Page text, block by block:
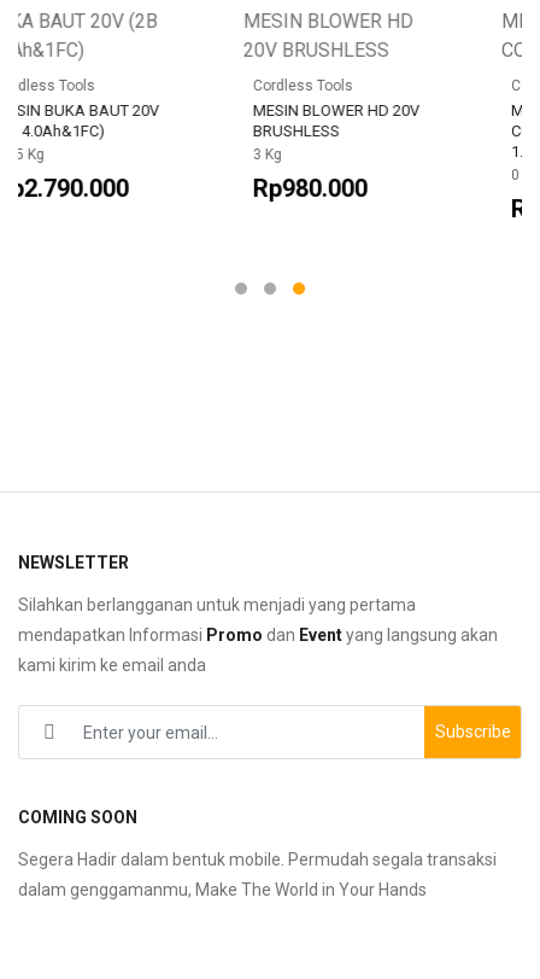
MESIN BLOWER HD 20V
Rp980.000
MESIN BUKA BAUT
NEWSLETTER
Silahkan berlangganan untuk menjadi yang pertama
mendapatkan Informasi Promo dan Eventyang langsung akan
kami kirim ke email anda
Subscribe
COMING SOON
Segera Hadir dalam bentuk mobile. Permudah segala transaksi
dalam genggamanmu, Make The World in Your Hands